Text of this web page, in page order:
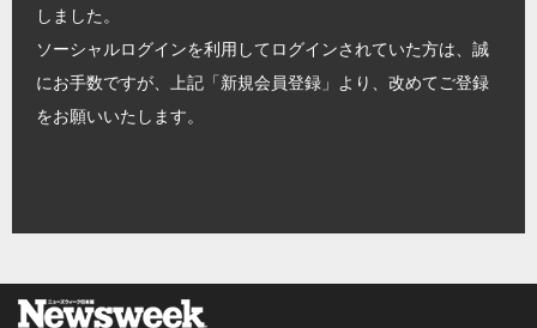
しました。
ソーシャルログインを利用してログインされていた方は、誠
にお手数ですが、上記「新規会員登録」より、改めてご登録
をお願いいたします。